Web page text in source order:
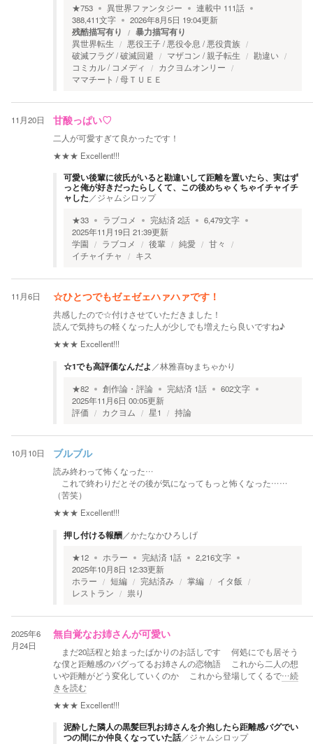
★753 異世界ファンタジー 連載中 111話
388,411文字 2026年8月5日 19:04更新
残酷描写有り 暴力描写有り
異世界転生
悪役王子 / 悪役令息 / 悪役貴族
破滅フラグ / 破滅回避
マザコン / 親子転生
勘違い
コミカル / コメディ
カクヨムオンリー
ママチート / 母ＴＵＥＥ
11月20日 甘酸っぱい♡
二人が可愛すぎて良かったです！
★★★ Excellent!!!
可愛い後輩に彼氏がいると勘違いして距離を置いたら、実はず
っと俺が好きだったらしくて、この後めちゃくちゃイチャイチ
ャした ／ジャムシロップ
★33 ラブコメ 完結済2話 6,479文字
2025年11月19日 21:39更新
学園
ラブコメ 後輩 純愛
甘々
イチャイチャ
キス
11月6日 ☆ひとつでもゼェゼェハァハァです！
共感したので☆付けさせていただきました！
読んで気持ちの軽くなった人が少しでも増えたら良いですね♪
★★★ Excellent!!!
☆1でも高評価なんだよ ／林雅喜byまちゃかり
★82 創作論・評論 完結済 1話 602文字
2025年11月6日 00:05更新
評価
カクヨム 星1 持論
10月10日 ブルブル
読み終わって怖くなった…
これで終わりだとその後が気になってもっと怖くなった……
（苦笑）
★★★ Excellent!!!
押し付ける報酬／かたなかひろしげ
★12 ホラー 完結済 1話 2,216文字
2025年10月8日 12:33更新
ホラー
短編 完結済み 掌編
イタ飯
レストラン
祟り
2025年6
月24日
無自覚なお姉さんが可愛い
まだ20話程と始まったばかりのお話しです 何処にでも居そう
な僕と距離感のバグってるお姉さんの恋物語 これから二人の想
いや距離がどう変化していくのか これから登場してくるで…続
きを読む
★★★ Excellent!!!
泥酔した隣人の黒髪巨乳お姉さんを介抱したら距離感バグでい
つの間にか仲良くなっていた話／ジャムシロップ